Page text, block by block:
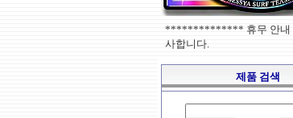
************** 휴무 안내
사합니다.
제품 검색